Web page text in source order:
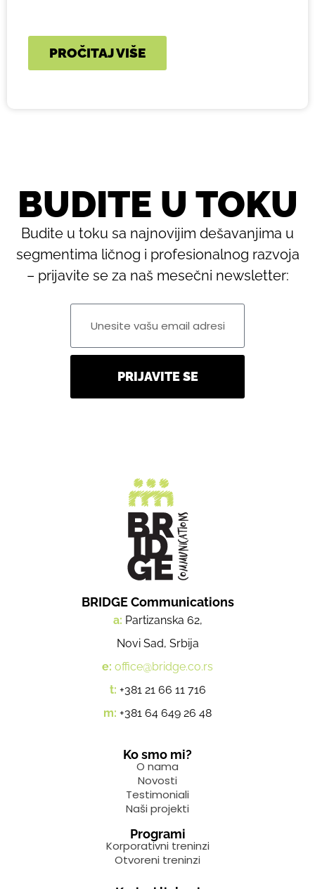
PROČITAJ VIŠE
BUDITE U TOKU
Budite u toku sa najnovijim dešavanjima u
segmentima ličnog i profesionalnog razvoja
– prijavite se za naš mesečni newsletter:
PRIJAVITE SE
BRIDGE Communications
a: Partizanska 62,
Novi Sad, Srbija
e: office@bridge.co.rs
t: +381 21 66 11 716
m: +381 64 649 26 48
Ko smo mi?
O nama
Novosti
Testimoniali
Naši projekti
Programi
Korporativni treninzi
Otvoreni treninzi